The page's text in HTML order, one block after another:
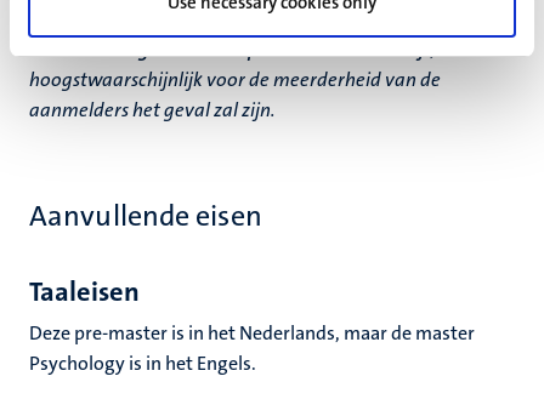
niet garandeert dat je voldoet aan alle eisen
hoogstwaarschijnlijk voor de meerderheid van de
aanmelders het geval zal zijn.
Aanvullende eisen
Taaleisen
Deze pre-master is in het Nederlands, maar de master
Psychology is in het Engels.